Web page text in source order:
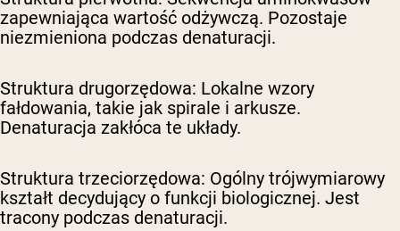
zapewniająca wartość odżywczą. Pozostaje
niezmieniona podczas denaturacji.
Struktura drugorzędowa: Lokalne wzory
fałdowania, takie jak spirale i arkusze.
Denaturacja zakłóca te układy.
Struktura trzeciorzędowa: Ogólny trójwymiarowy
kształt decydujący o funkcji biologicznej. Jest
tracony podczas denaturacji.